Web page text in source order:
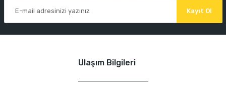
Kayıt Ol
Ulaşım Bilgileri